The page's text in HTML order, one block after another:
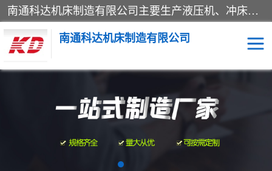
南通科达机床制造有限公司主要生产液压机、冲床、压力机等产品；本公司采用现代化企业的管理方法进行管理，立足于产品的质量管理，以优秀的品质、新颖的设计、合理的价格、完善的服务赢得广大客户的充分信赖和良好的口碑。领导层将运用科学管理方法及长期积累下来的经验和广泛领域吸取来新的技术不断调整产品结构，为市场提供精良的各类机械设备。企业将坚持与国内外各界朋友，真诚合作，共创辉煌。
南通科达机床制造有限公司
四柱液压机 液压机